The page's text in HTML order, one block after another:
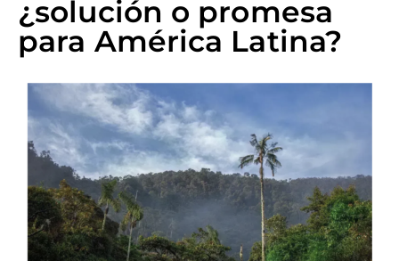
¿solución o promesa
para América Latina?